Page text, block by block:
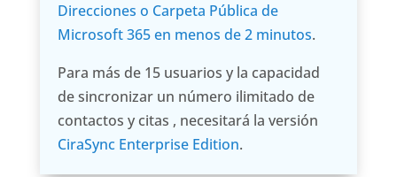
Direcciones o Carpeta Pública de
Microsoft 365 en menos de 2 minutos.
Para más de 15 usuarios y la capacidad
de sincronizar un número ilimitado de
contactos y citas , necesitará la versión
CiraSync Enterprise Edition.